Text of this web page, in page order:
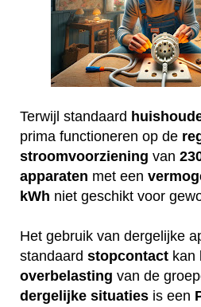
Terwijl standaard
prima functioneren op de
stroomvoorziening van
apparaten met een
kWh niet geschikt voor
Het gebruik van dergelijke
standaard stopcontact kan
overbelasting van de
dergelijke situaties is een